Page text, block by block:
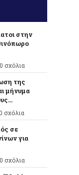
στην
0 σχόλια
της
μήνυμα
σχόλια
σε
για
0 σχόλια